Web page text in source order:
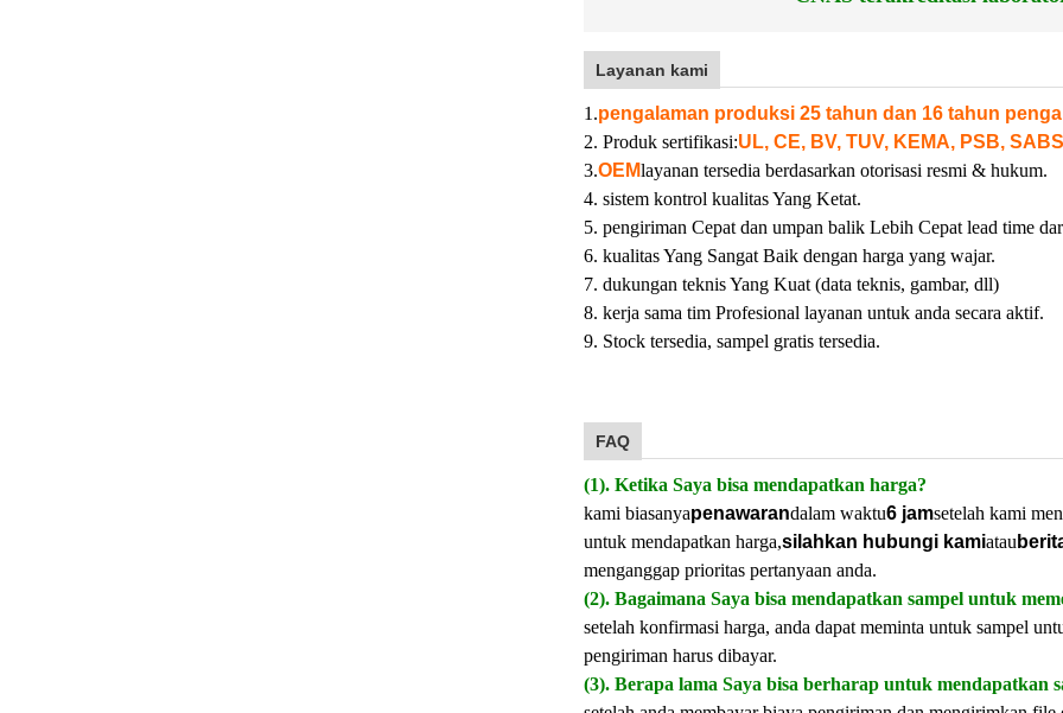
Layanan kami
1.pengalaman produksi 25 tahun dan 16 tahun
2. Produk sertifikasi:UL, CE, BV, TUV, KEMA, PSB,
3.OEMlayanan tersedia berdasarkan otorisasi resmi & hukum.
4. sistem kontrol kualitas Yang Ketat.
5. pengiriman Cepat dan umpan balik Lebih Cepat lead time
6. kualitas Yang Sangat Baik dengan harga yang wajar.
7. dukungan teknis Yang Kuat (data teknis, gambar, dll)
8. kerja sama tim Profesional layanan untuk anda secara aktif.
9. Stock tersedia, sampel gratis tersedia.
FAQ
(1). Ketika Saya bisa mendapatkan harga?
kami biasanyapenawarandalam waktu6 jamsetelah kami
untuk mendapatkan harga,silahkan hubungi kamiatau
menganggap prioritas pertanyaan anda.
(2). Bagaimana Saya bisa mendapatkan sampel untuk
setelah konfirmasi harga, anda dapat meminta untuk sampel
pengiriman harus dibayar.
(3). Berapa lama Saya bisa berharap untuk mendapatkan